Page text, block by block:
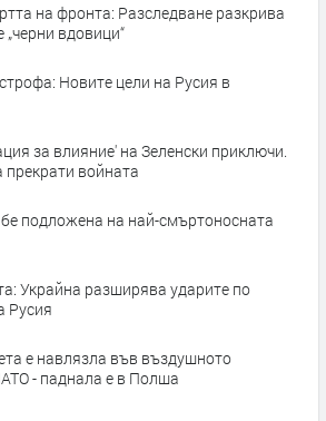
на фронта: Разследване разкрива
„черни вдовици“
Новите цели на Русия в
за влияние' на Зеленски приключи.
войната
подложена на най-смъртоносната
Украйна разширява ударите по
Русия
е навлязла във въздушното
- паднала е в Полша